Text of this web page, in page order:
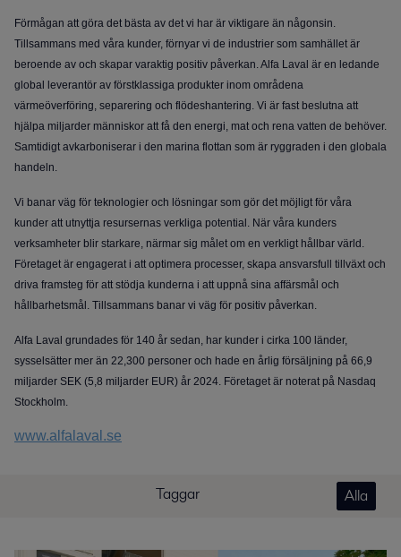
Förmågan att göra det bästa av det vi har är viktigare än någonsin.
Tillsammans med våra kunder, förnyar vi de industrier som samhället är
beroende av och skapar varaktig positiv påverkan. Alfa Laval är en ledande
global leverantör av förstklassiga produkter inom områdena
värmeöverföring, separering och flödeshantering. Vi är fast beslutna att
hjälpa miljarder människor att få den energi, mat och rena vatten de behöver.
Samtidigt avkarboniserar i den marina flottan som är ryggraden i den globala
handeln.
Vi banar väg för teknologier och lösningar som gör det möjligt för våra
kunder att utnyttja resursernas verkliga potential. När våra kunders
verksamheter blir starkare, närmar sig målet om en verkligt hållbar värld.
Företaget är engagerat i att optimera processer, skapa ansvarsfull tillväxt och
driva framsteg för att stödja kunderna i att uppnå sina affärsmål och
hållbarhetsmål. Tillsammans banar vi väg för positiv påverkan.
Alfa Laval grundades för 140 år sedan, har kunder i cirka 100 länder,
sysselsätter mer än 22,300 personer och hade en årlig försäljning på 66,9
miljarder SEK (5,8 miljarder EUR) år 2024. Företaget är noterat på Nasdaq
Stockholm.
www.alfalaval.se
Taggar Alla